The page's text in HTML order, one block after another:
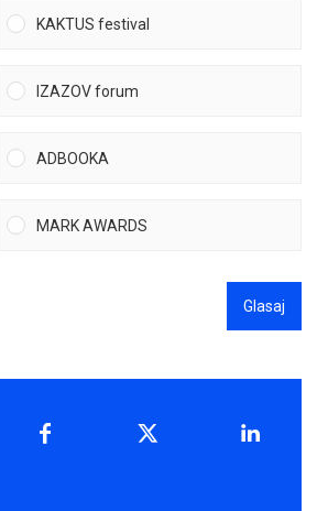
KAKTUS festival
IZAZOV forum
ADBOOKA
MARK AWARDS
Glasaj